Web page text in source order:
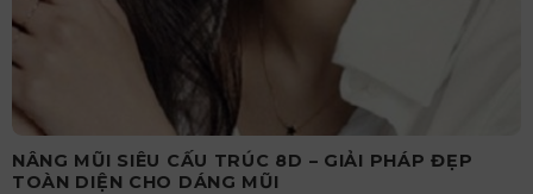
NÂNG MŨI SIÊU CẤU TRÚC 8D – GIẢI PHÁP ĐẸP
TOÀN DIỆN CHO DÁNG MŨI